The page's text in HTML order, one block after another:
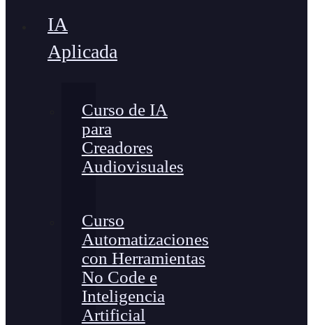
IA
Aplicada
Curso de IA
para
Creadores
Audiovisuales
Curso
Automatizaciones
con Herramientas
No Code e
Inteligencia
Artificial